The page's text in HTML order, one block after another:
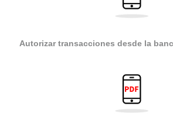
Autorizar transacciones desde la